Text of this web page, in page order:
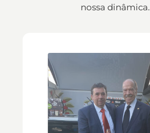
nossa dinâmica.